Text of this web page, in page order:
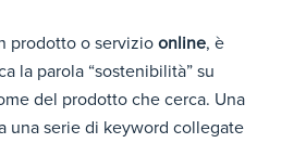
prodotto o servizio online, è
la parola “sostenibilità” su
del prodotto che cerca. Una
una serie di keyword collegate